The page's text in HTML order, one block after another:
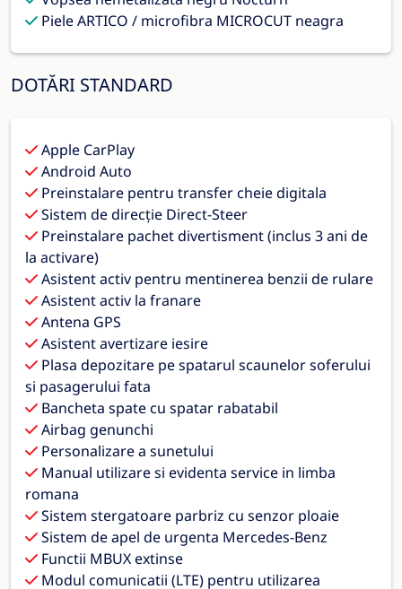
Piele ARTICO / microfibra MICROCUT neagra
DOTĂRI STANDARD
Apple CarPlay
Android Auto
Preinstalare pentru transfer cheie digitala
Sistem de direcție Direct-Steer
Preinstalare pachet divertisment (inclus 3 ani de
la activare)
Asistent activ pentru mentinerea benzii de rulare
Asistent activ la franare
Antena GPS
Asistent avertizare iesire
Plasa depozitare pe spatarul scaunelor soferului
si pasagerului fata
Bancheta spate cu spatar rabatabil
Airbag genunchi
Personalizare a sunetului
Manual utilizare si evidenta service in limba
romana
Sistem stergatoare parbriz cu senzor ploaie
Sistem de apel de urgenta Mercedes-Benz
Functii MBUX extinse
Modul comunicatii (LTE) pentru utilizarea